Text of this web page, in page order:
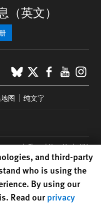
英文）
BlueSky
X
图 纯文字
34th Floor | New York,NY
registered in the US
and third-party
who is using the
By using our
Read ourprivacy